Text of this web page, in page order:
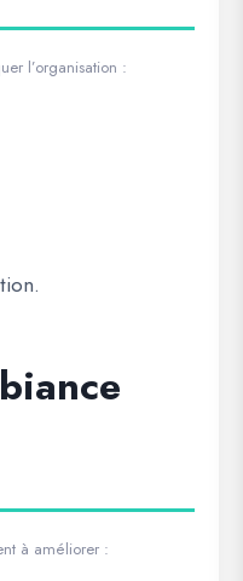
l’organisation :
à améliorer :